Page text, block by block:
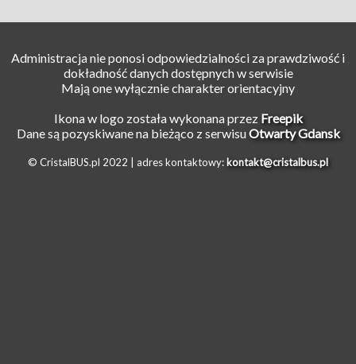
Administracja nie ponosi odpowiedzialności za prawdziwość i
dokładność danych dostępnych w serwisie
Mają one wyłącznie charakter orientacyjny
Ikona w logo została wykonana przez Freepik
Dane są pozyskiwane na bieżąco z serwisuOtwarty Gdansk
© CristalBUS.pl 2022 | adres kontaktowy: kontakt@cristalbus.pl